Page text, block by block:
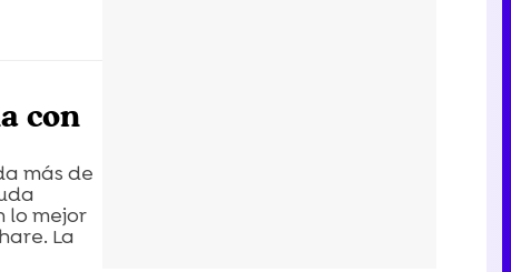
con
más de
lo mejor
La